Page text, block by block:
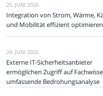
25. JUNI 2026
Integration von Strom, Wärme,
und Mobilität effizient optimieren
24. JUNI 2026
Externe IT-Sicherheitsanbieter
ermöglichen Zugriff auf
umfassende Bedrohungsanalyse